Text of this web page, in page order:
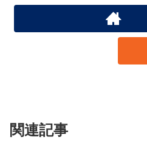
関連記事